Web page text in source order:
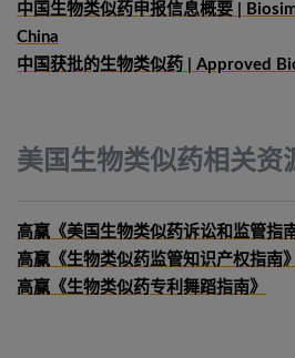
中国生物类似药申报信息概要 |
China
中国获批的生物类似药 | Approved
美国生物类似药相关资
高赢《美国生物类似药诉讼和监管指南
高赢《生物类似药监管知识产权指南》
高赢《生物类似药专利舞蹈指南》